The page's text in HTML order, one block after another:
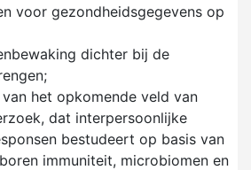
voor gezondheidsgegevens op
dichter bij de
het opkomende veld van
dat interpersoonlijke
bestudeert op basis van
immuniteit, microbiomen en